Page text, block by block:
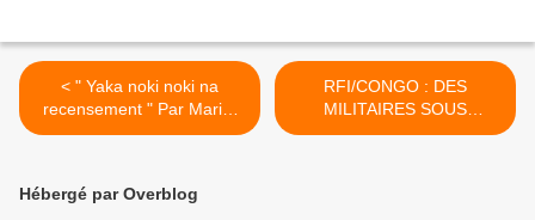
< " Yaka noki noki na
recensement " Par Marie-
Louise ABIA
RFI/CONGO : DES
MILITAIRES SOUS
PRESSIONS POLITIQUES
Hébergé par Overblog